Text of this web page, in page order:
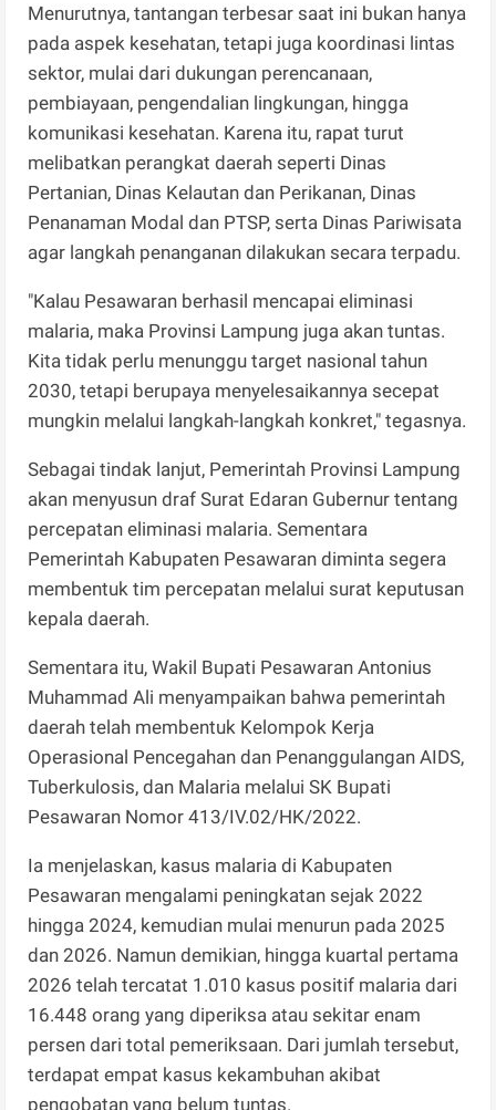
Menurutnya, tantangan terbesar saat ini bukan hanya
pada aspek kesehatan, tetapi juga koordinasi lintas
sektor, mulai dari dukungan perencanaan,
pembiayaan, pengendalian lingkungan, hingga
komunikasi kesehatan. Karena itu, rapat turut
melibatkan perangkat daerah seperti Dinas
Pertanian, Dinas Kelautan dan Perikanan, Dinas
Penanaman Modal dan PTSP, serta Dinas Pariwisata
agar langkah penanganan dilakukan secara terpadu.
"Kalau Pesawaran berhasil mencapai eliminasi
malaria, maka Provinsi Lampung juga akan tuntas.
Kita tidak perlu menunggu target nasional tahun
2030, tetapi berupaya menyelesaikannya secepat
mungkin melalui langkah-langkah konkret," tegasnya.
Sebagai tindak lanjut, Pemerintah Provinsi Lampung
akan menyusun draf Surat Edaran Gubernur tentang
percepatan eliminasi malaria. Sementara
Pemerintah Kabupaten Pesawaran diminta segera
membentuk tim percepatan melalui surat keputusan
kepala daerah.
Sementara itu, Wakil Bupati Pesawaran Antonius
Muhammad Ali menyampaikan bahwa pemerintah
daerah telah membentuk Kelompok Kerja
Operasional Pencegahan dan Penanggulangan AIDS,
Tuberkulosis, dan Malaria melalui SK Bupati
Pesawaran Nomor 413/IV.02/HK/2022.
Ia menjelaskan, kasus malaria di Kabupaten
Pesawaran mengalami peningkatan sejak 2022
hingga 2024, kemudian mulai menurun pada 2025
dan 2026. Namun demikian, hingga kuartal pertama
2026 telah tercatat 1.010 kasus positif malaria dari
16.448 orang yang diperiksa atau sekitar enam
persen dari total pemeriksaan. Dari jumlah tersebut,
terdapat empat kasus kekambuhan akibat
pengobatan yang belum tuntas.